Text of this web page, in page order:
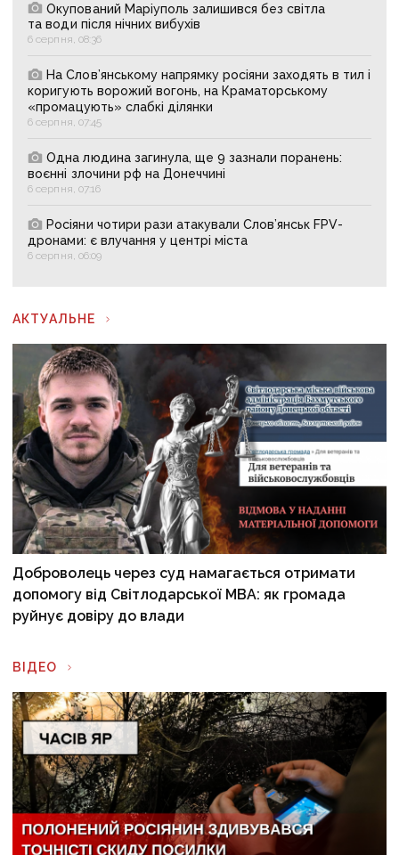
Окупований Маріуполь залишився без світла
та води після нічних вибухів
6 серпня, 08:36
На Слов’янському напрямку росіяни заходять в тил і
коригують ворожий вогонь, на Краматорському
«промацують» слабкі ділянки
6 серпня, 07:45
Одна людина загинула, ще 9 зазнали поранень:
воєнні злочини рф на Донеччині
6 серпня, 07:16
Росіяни чотири рази атакували Слов’янськ FPV-
дронами: є влучання у центрі міста
6 серпня, 06:09
АКТУАЛЬНЕ
Доброволець через суд намагається отримати
допомогу від Світлодарської МВА: як громада
руйнує довіру до влади
ВІДЕО